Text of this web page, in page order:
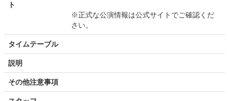
ト
※正式な公演情報は公式サイトでご確認くだ
さい。
タイムテーブル
説明
その他注意事項